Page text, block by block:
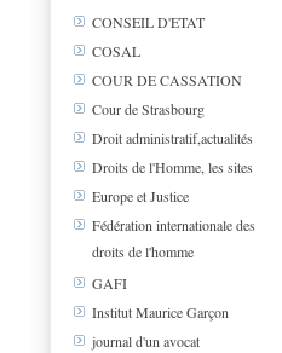
CONSEIL D'ETAT
COSAL
COUR DE CASSATION
Cour de Strasbourg
Droit administratif,actualités
Droits de l'Homme, les sites
Europe et Justice
Fédération internationale des
droits de l'homme
GAFI
Institut Maurice Garçon
journal d'un avocat